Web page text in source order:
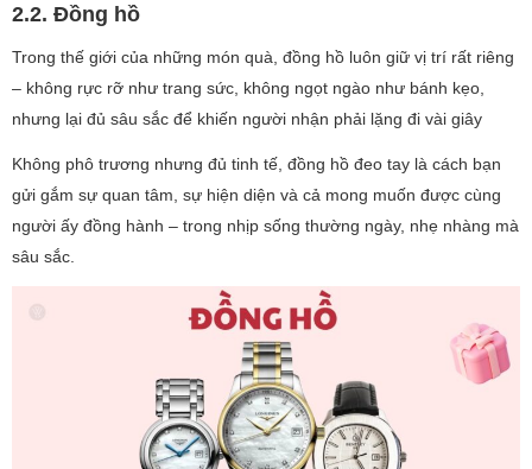
2.2. Đồng hồ
Trong thế giới của những món quà, đồng hồ luôn giữ vị trí rất riêng
– không rực rỡ như trang sức, không ngọt ngào như bánh kẹo,
nhưng lại đủ sâu sắc để khiến người nhận phải lặng đi vài giây
Không phô trương nhưng đủ tinh tế, đồng hồ đeo tay là cách bạn
gửi gắm sự quan tâm, sự hiện diện và cả mong muốn được cùng
người ấy đồng hành – trong nhịp sống thường ngày, nhẹ nhàng mà
sâu sắc.